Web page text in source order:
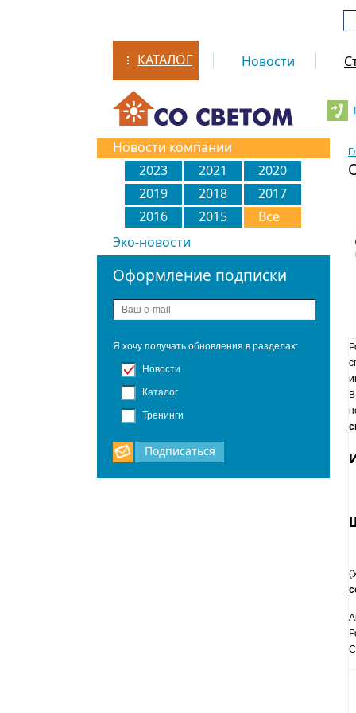
КАТАЛОГ Новости
Новости компании
2023
2021
2020
2019
2018
2017
2016
2015
Все
Эко-новости
Оформление подписки
Я хочу получать обновления в разделах:
Новости
Каталог
Тренинги
Подписаться